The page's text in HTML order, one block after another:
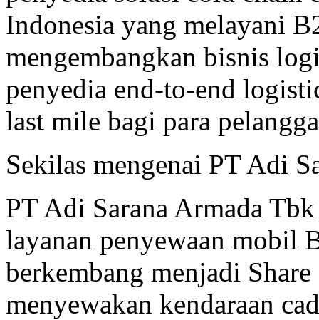
Indonesia yang melayani
mengembangkan bisnis
penyedia end-to-end
last mile bagi para
Sekilas mengenai PT Adi
PT Adi Sarana Armada
layanan penyewaan mobil
berkembang menjadi
menyewakan kendaraan